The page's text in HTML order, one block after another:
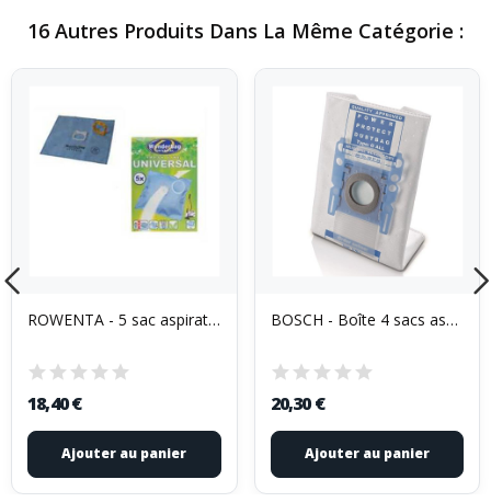
16 Autres Produits Dans La Même Catégorie :
ROWENTA - 5 sac aspirateur universels Wonderbag...
18,40 €
Ajouter au panier
BOSCH - Boîte 4 sacs aspirateur + 1 filtre -...
20,30 €
Ajouter au panier